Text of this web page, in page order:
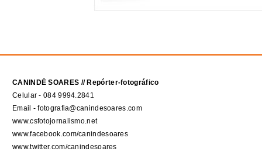
CANINDÉ SOARES // Repórter-fotográfico
Celular - 084 9994.2841
Email - fotografia@canindesoares.com
www.csfotojornalismo.net
www.facebook.com/canindesoares
www.twitter.com/canindesoares